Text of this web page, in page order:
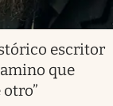
escritor
que